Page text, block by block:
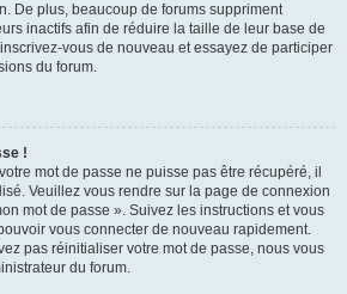
De plus, beaucoup de forums suppriment
inactifs afin de réduire la taille de leur base de
vous de nouveau et essayez de participer
du forum.
!
mot de passe ne puisse pas être récupéré, il
Veuillez vous rendre sur la page de connexion
mot de passe ». Suivez les instructions et vous
vous connecter de nouveau rapidement.
pas réinitialiser votre mot de passe, nous vous
du forum.